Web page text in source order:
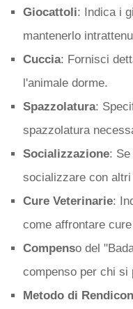
Giocattoli: Indica i
mantenerlo
Cuccia: Fornisci
l'animale dorme.
Spazzolatura:
spazzolatura
Socializzazione: Se
socializzare con
Cure Veterinarie:
come affrontare
Compenso del
compenso per chi si
Metodo di